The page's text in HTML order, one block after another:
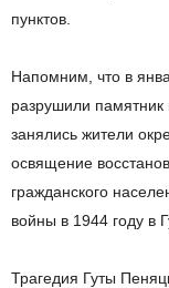
пунктов.
Напомним, что в
разрушили памятник
занялись жители
освящение
гражданского
войны в 1944 году в
Трагедия Гуты